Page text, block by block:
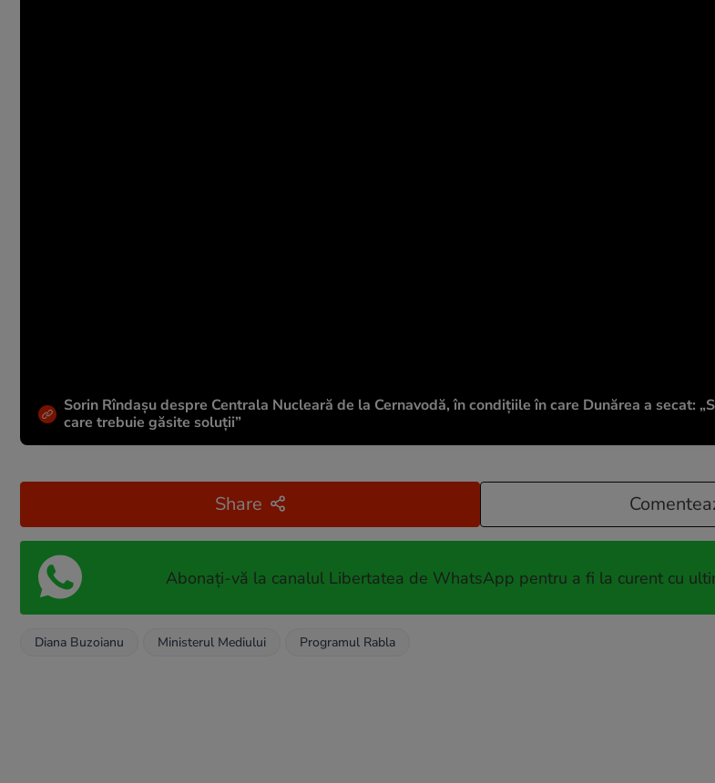
Sorin Rîndașu despre Centrala Nucleară de la Cernavodă, în condițiile în care Dunărea a secat:
care trebuie găsite soluții”
Share
Abonați-vă la canalul Libertatea de WhatsApp pentru a fi la curent cu
Diana Buzoianu Ministerul Mediului Programul Rabla